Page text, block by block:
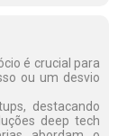
é crucial para
ou um desvio
destacando
deep tech